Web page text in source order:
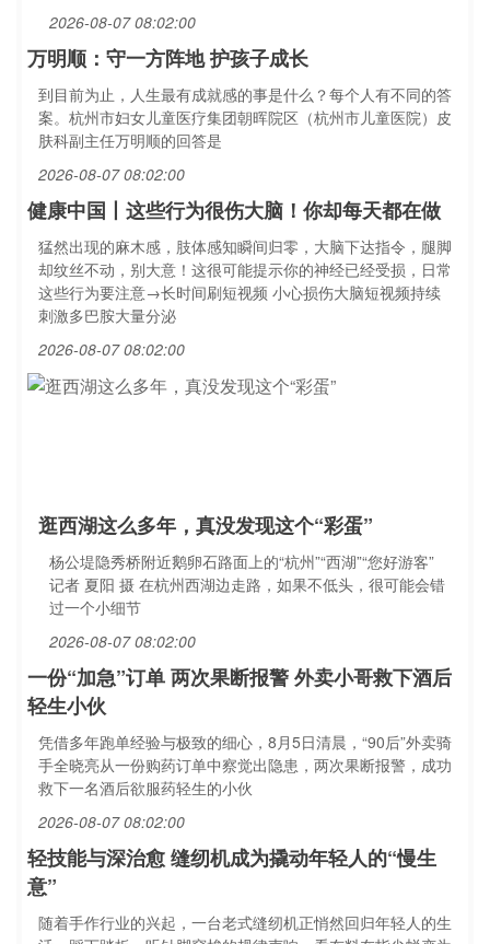
2026-08-07 08:02:00
万明顺：守一方阵地 护孩子成长
到目前为止，人生最有成就感的事是什么？每个人有不同的答
案。杭州市妇女儿童医疗集团朝晖院区（杭州市儿童医院）皮
肤科副主任万明顺的回答是
2026-08-07 08:02:00
健康中国丨这些行为很伤大脑！你却每天都在做
猛然出现的麻木感，肢体感知瞬间归零，大脑下达指令，腿脚
却纹丝不动，别大意！这很可能提示你的神经已经受损，日常
这些行为要注意→长时间刷短视频 小心损伤大脑短视频持续
刺激多巴胺大量分泌
2026-08-07 08:02:00
逛西湖这么多年，真没发现这个“彩蛋”
杨公堤隐秀桥附近鹅卵石路面上的“杭州”“西湖”“您好游客”
记者 夏阳 摄 在杭州西湖边走路，如果不低头，很可能会错
过一个小细节
2026-08-07 08:02:00
一份“加急”订单 两次果断报警 外卖小哥救下酒后
轻生小伙
凭借多年跑单经验与极致的细心，8月5日清晨，“90后”外卖骑
手全晓亮从一份购药订单中察觉出隐患，两次果断报警，成功
救下一名酒后欲服药轻生的小伙
2026-08-07 08:02:00
轻技能与深治愈 缝纫机成为撬动年轻人的“慢生
意”
随着手作行业的兴起，一台老式缝纫机正悄然回归年轻人的生